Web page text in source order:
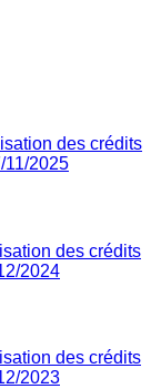
des crédits
11/2025
des crédits
2024
des crédits
2023